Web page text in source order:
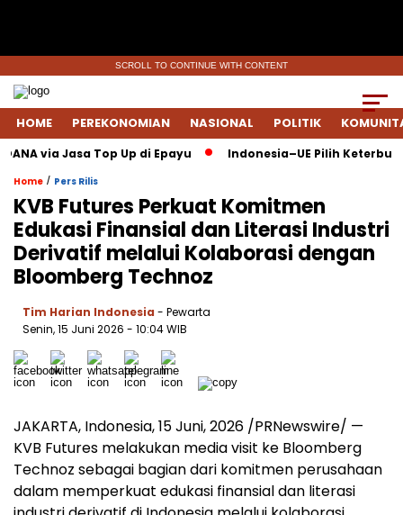
SCROLL TO CONTINUE WITH CONTENT
HOME PEREKONOMIAN NASIONAL POLITIK
via Jasa Top Up di Epayu Indonesia–UE Pilih
Home / Pers Rilis
KVB Futures Perkuat Komitmen
Edukasi Finansial dan Literasi Industri
Derivatif melalui Kolaborasi dengan
Bloomberg Technoz
Tim Harian Indonesia - Pewarta
Senin, 15 Juni 2026 - 10:04 WIB
JAKARTA, Indonesia,15 Juni, 2026 /PRNewswire/ —
KVB Futures melakukan media visit ke Bloomberg
Technoz sebagai bagian dari komitmen perusahaan
dalam memperkuat edukasi finansial dan literasi